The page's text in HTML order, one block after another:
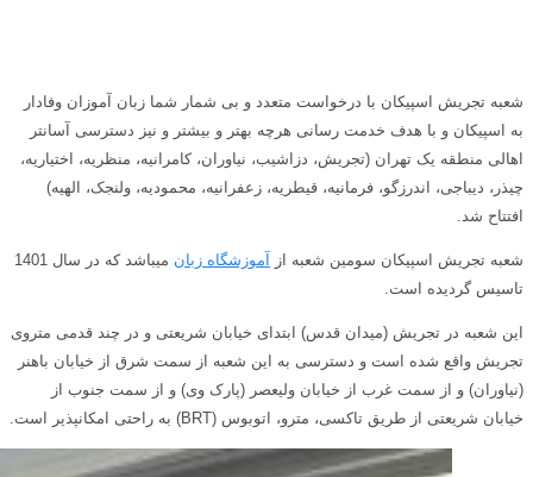
شعبه تجریش اسپیکان با درخواست متعدد و بی شمار شما زبان آموزان وفادار
به اسپیکان و با هدف خدمت رسانی هرچه بهتر و بیشتر و نیز دسترسی آسانتر
اهالی منطقه یک تهران (تجریش، دزاشیب، نیاوران، کامرانیه، منظریه، اختیاریه،
چیذر، دیباجی، اندرزگو، فرمانیه، قیطریه، زعفرانیه، محمودیه، ولنجک، الهیه)
افتتاح شد.
شعبه تجریش اسپیکان سومین شعبه از آموزشگاه زبان
میباشد که در سال 1401
تاسیس گردیده است.
این شعبه در تجریش (میدان قدس) ابتدای خیابان شریعتی و در چند قدمی متروی
تجریش واقع شده است و دسترسی به این شعبه از سمت شرق از خیابان باهنر
(نیاوران) و از سمت غرب از خیابان ولیعصر (پارک وی) و از سمت جنوب از
خیابان شریعتی از طریق تاکسی، مترو، اتوبوس (BRT) به راحتی امکانپذیر است.